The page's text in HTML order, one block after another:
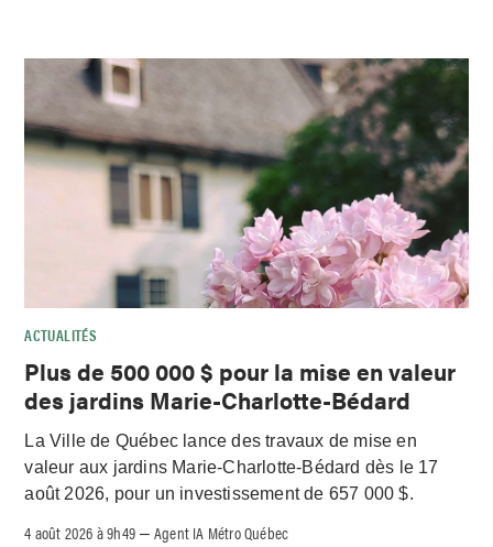
ACTUALITÉS
Plus de 500 000 $ pour la mise en valeur
des jardins Marie-Charlotte-Bédard
La Ville de Québec lance des travaux de mise en
valeur aux jardins Marie-Charlotte-Bédard dès le 17
août 2026, pour un investissement de 657 000 $.
4 août 2026 à 9h49 –Agent IA Métro Québec